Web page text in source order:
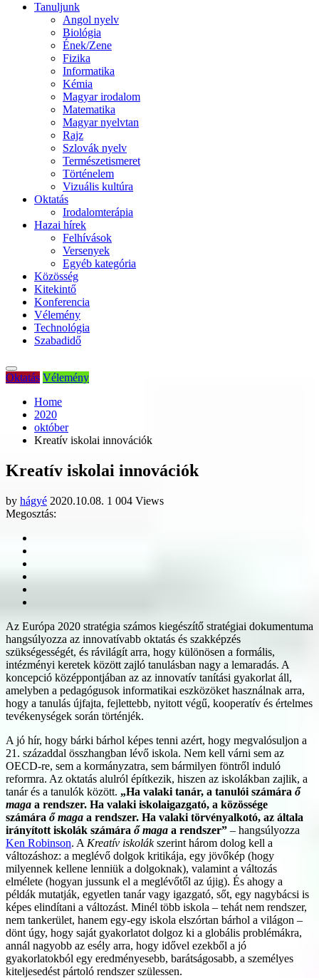
Tanuljunk
Angol nyelv
Biológia
Ének/Zene
Fizika
Informatika
Kémia
Magyar irodalom
Matematika
Magyar nyelvtan
Rajz
Szlovák nyelv
Természetismeret
Történelem
Vizuális kultúra
Oktatás
Irodalomterápia
Hazai hírek
Felhívások
Versenyek
Egyéb kategória
Közösség
Kitekintő
Konferencia
Vélemény
Technológia
Szabadidő
Oktatás Vélemény
Home
2020
október
Kreatív iskolai innovációk
Kreatív iskolai innovációk
by hágyé 2020.10.08. 1 004 Views
Megosztás:
Az Európa 2020 stratégia számos kiegészítő stratégiai dokumentuma
hangsúlyozza az innovatívabb oktatás és szakképzés
szükségességét, és rávilágít arra, hogy különösen a formális,
intézményi keretek között zajló tanulásban nagy a lemaradás. A
koncepció középpontjában az az innovatív tanítási gyakorlat áll,
amelyben a pedagógusok informatikai eszközöket használnak arra,
hogy a tanulás újfajta, fejlettebb, nyitott végű, kooperatív és értelmes
tevékenységek során történjék.
A jó hír, hogy bárki bárhol képes tenni azért, hogy megvalósuljon a
21. századdal összhangban lévő iskola. Nem kell várni sem az
OECD-re, sem a kormányzatra, sem bármilyen föntről induló
reformra. Az oktatás alulról építkezik, hiszen az iskolákban zajlik, a
tanár és a tanulók között. „Ha valaki tanár, a tanulói számára ő
maga a rendszer. Ha valaki iskolaigazgató, a közössége
számára ő maga a rendszer. Ha valaki törvényalkotó, az általa
irányított iskolák számára ő maga a rendszer” – hangsúlyozza
Ken Robinson. A Kreatív iskolákszerint három dolog kell a
változáshoz: a meglévő dolgok kritikája, egy jövőkép (hogy
milyennek kellene lenniük a dolgoknak), valamint a változás
elmélete (hogyan jussunk el a meglévőtől az újig). És ahogy a
példák mutatják, egyetlen tanár vagy igazgató, sőt, egy nagybácsi is
képes elindítani a változást. Minél több iskola – tehát nem rendszer,
nem tankerület, hanem egy-egy iskola elszórtan bárhol a világon –
dönt úgy, hogy saját gyakorlatot dolgoz ki a globális problémákra,
annál nagyobb az esély arra, hogy idővel ezekből a jó
gyakorlatokból egy eredményesebb, barátságosabb, a személyes
kiteljesedést pártoló rendszer szülessen.